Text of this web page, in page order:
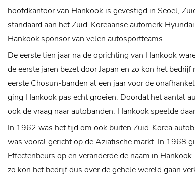
hoofdkantoor van Hankook is gevestigd in Seoel,
standaard aan het Zuid-Koreaanse automerk
Hankook sponsor van velen autosportteams.
De eerste tien jaar na de oprichting van Hankook
de eerste jaren bezet door Japan en zo kon het
eerste Chosun-banden al een jaar voor de
ging Hankook pas echt groeien. Doordat het aantal
ook de vraag naar autobanden. Hankook speelde
In 1962 was het tijd om ook buiten Zuid-Korea
was vooral gericht op de Aziatische markt. In 1968
Effectenbeurs op en veranderde de naam in
zo kon het bedrijf dus over de gehele wereld gaan